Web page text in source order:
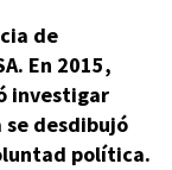
de
En 2015,
investigar
se desdibujó
política.